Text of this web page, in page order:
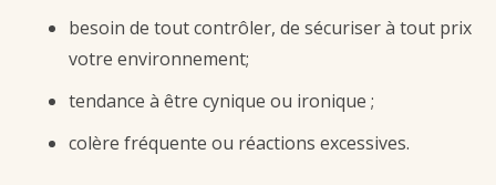
besoin de tout contrôler, de sécuriser à tout prix
votre environnement;
tendance à être cynique ou ironique ;
colère fréquente ou réactions excessives.